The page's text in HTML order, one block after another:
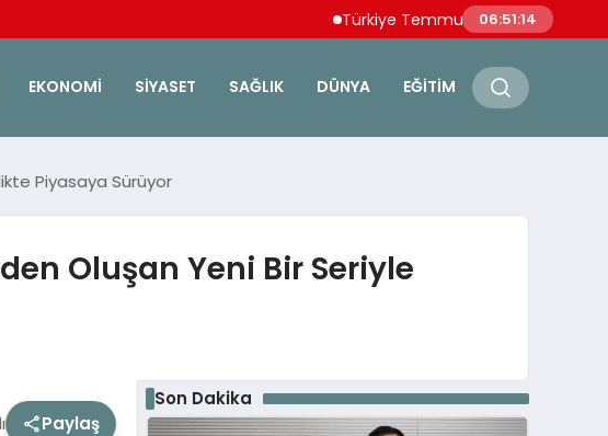
Türkiye Temmuz Ayı İhracatında Tüm
06:51:15
EKONOMI SIYASET SAĞLIK DÜNYA EĞITIM
Piyasaya Sürüyor
Oluşan Yeni Bir Seriyle
Paylaş
Son Dakika